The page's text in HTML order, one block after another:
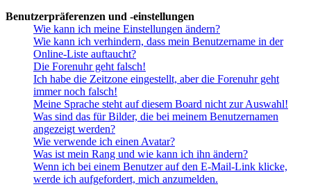
Benutzerpräferenzen und -einstellungen
Wie kann ich meine Einstellungen ändern?
Wie kann ich verhindern, dass mein Benutzername in der
Online-Liste auftaucht?
Die Forenuhr geht falsch!
Ich habe die Zeitzone eingestellt, aber die Forenuhr geht
immer noch falsch!
Meine Sprache steht auf diesem Board nicht zur Auswahl!
Was sind das für Bilder, die bei meinem Benutzernamen
angezeigt werden?
Wie verwende ich einen Avatar?
Was ist mein Rang und wie kann ich ihn ändern?
Wenn ich bei einem Benutzer auf den E-Mail-Link klicke,
werde ich aufgefordert, mich anzumelden.